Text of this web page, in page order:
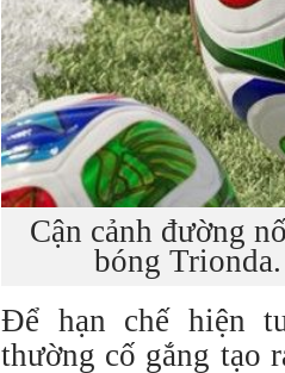
Cận cảnh đường
bóng
Để hạn chế hiện
thường cố gắng tạo